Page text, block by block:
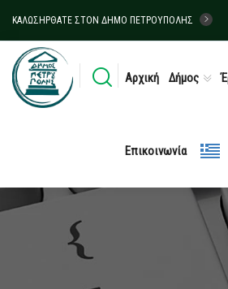
ΚΑΛΩΣΉΡΘΑΤΕ ΣΤΟΝ ΔΉΜΟ ΠΕΤΡΟΎΠΟΛΗΣ
Αρχική Δήμος
Επικοινωνία